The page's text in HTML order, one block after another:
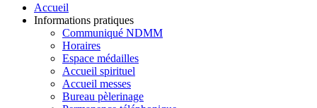
Accueil
Informations pratiques
Communiqué NDMM
Horaires
Espace médailles
Accueil spirituel
Accueil messes
Bureau pèlerinage